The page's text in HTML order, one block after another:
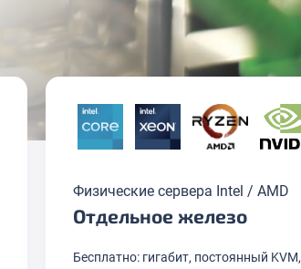
Физические сервера Intel / AMD
Отдельное железо
Бесплатно: гигабит, постоянный KVM,